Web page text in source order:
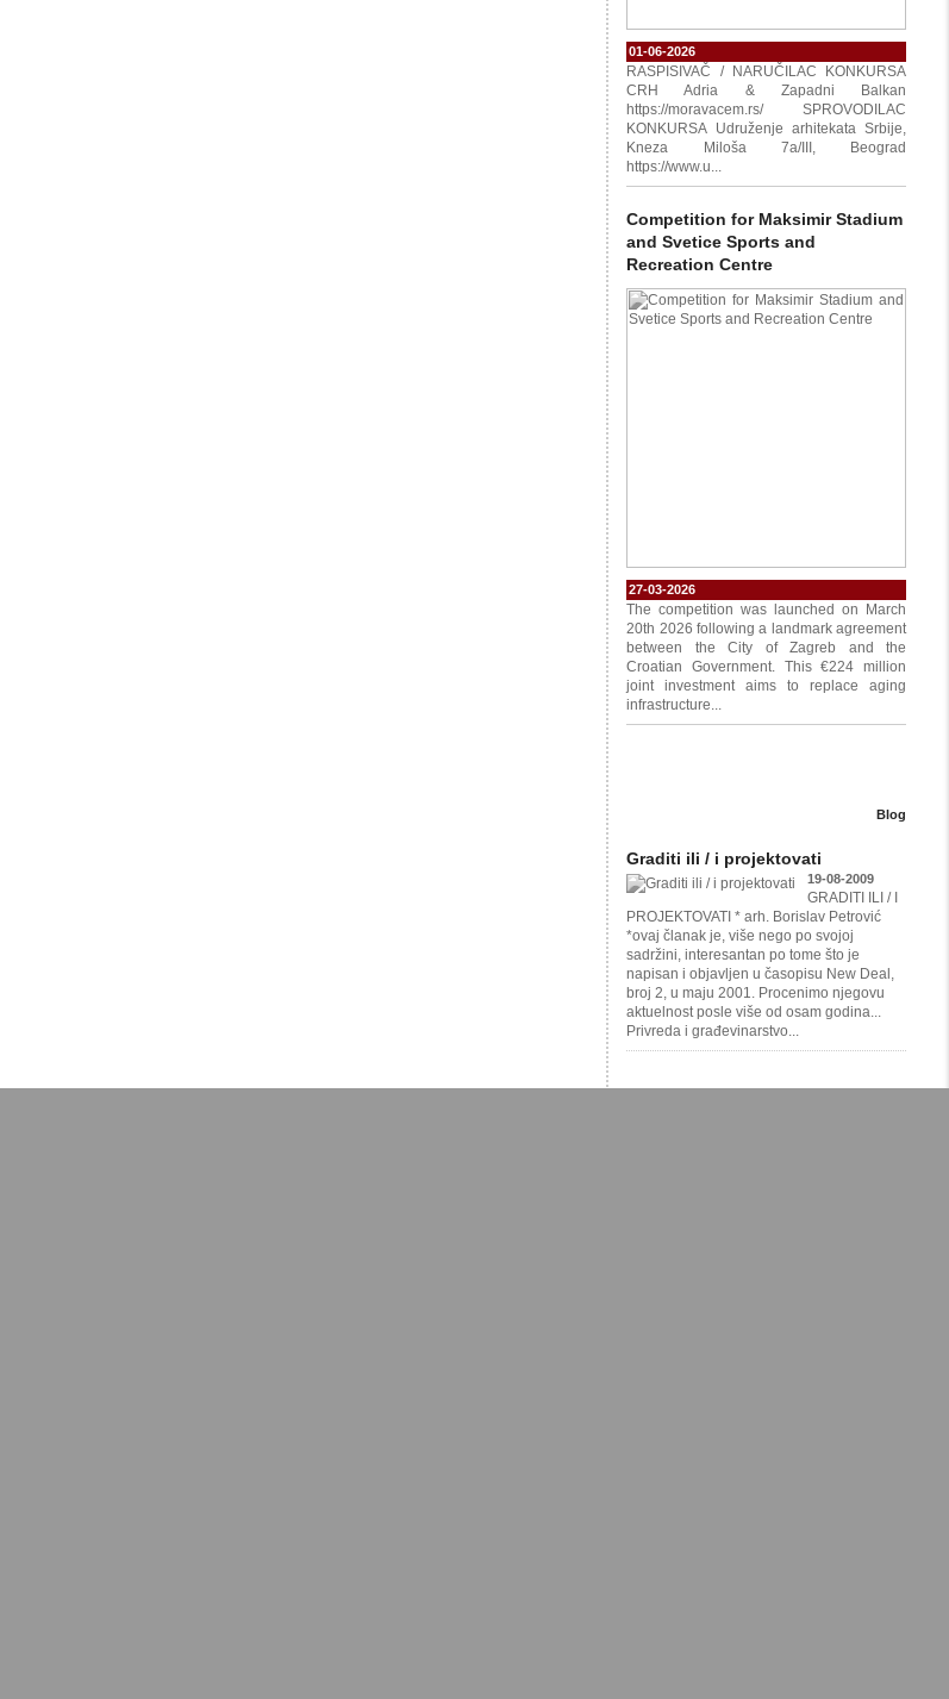
01-06-2026
RASPISIVAČ / NARUČILAC KONKURSA
CRH Adria & Zapadni Balkan
https://moravacem.rs/ SPROVODILAC
KONKURSA Udruženje arhitekata Srbije,
Kneza Miloša 7a/III, Beograd
https://www.u...
Competition for Maksimir Stadium
and Svetice Sports and
Recreation Centre
27-03-2026
The competition was launched on March
20th 2026 following a landmark agreement
between the City of Zagreb and the
Croatian Government. This €224 million
joint investment aims to replace aging
infrastructure...
Blog
Graditi ili / i projektovati
19-08-2009
GRADITI ILI / I
PROJEKTOVATI * arh. Borislav Petrović
*ovaj članak je, više nego po svojoj
sadržini, interesantan po tome što je
napisan i objavljen u časopisu New Deal,
broj 2, u maju 2001. Procenimo njegovu
aktuelnost posle više od osam godina...
Privreda i građevinarstvo...